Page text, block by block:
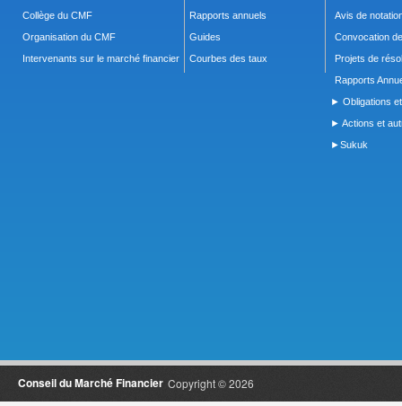
Collège du CMF
Organisation du CMF
Intervenants sur le marché financier
Rapports annuels
Guides
Courbes des taux
Avis de
Convocation
Projets de
Rapports
► Obligations
► Actions et
►Sukuk
Copyright © 2026
Conseil du Marché Financier